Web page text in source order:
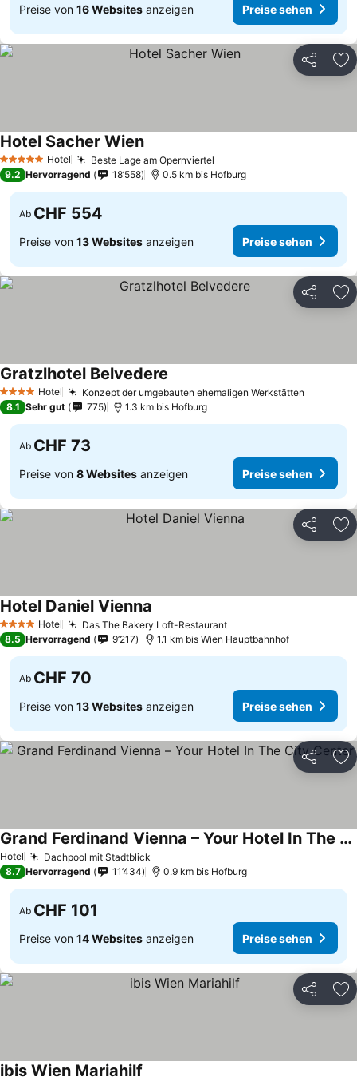
Preise von 16 Websites anzeigen Preise sehen
Teilen
5 Sterne Hotel Beste Lage am Opernviertel
Hotel Sacher Wien
9.2 Hervorragend 18’558 0.5 km bis Hofburg
Ab CHF 554
Preise von 13 Websites anzeigen Preise sehen
Teilen
4 Sterne Hotel Konzept der umgebauten ehemaligen Werkstätten
Gratzlhotel Belvedere
8.1 Sehr gut 775 1.3 km bis Hofburg
Ab CHF 73
Preise von 8 Websites anzeigen Preise sehen
Teilen
4 Sterne Hotel Das The Bakery Loft-Restaurant
Hotel Daniel Vienna
8.5 Hervorragend 9’217 1.1 km bis Wien Hauptbahnhof
Ab CHF 70
Preise von 13 Websites anzeigen Preise sehen
Teilen
Hotel Dachpool mit Stadtblick
Grand Ferdinand Vienna – Your Hotel In The City Center
8.7 Hervorragend 11’434 0.9 km bis Hofburg
Ab CHF 101
Preise von 14 Websites anzeigen Preise sehen
Teilen
ibis Wien Mariahilf